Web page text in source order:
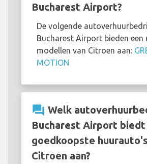
Bucharest Airport?
De volgende
Bucharest Airport bieden een
modellen van Citroen aan:
MOTION
question_answer Welk
Bucharest Airport biedt
goedkoopste
Citroen aan?